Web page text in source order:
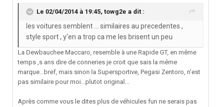
Le 02/04/2014 à 19:45, towg2e a dit :
les voitures semblent ... similaires au precedentes ,
style sport , y'en a trop ca me les brisent un peu
La Dewbauchee Maccaro, resemble à une Rapide GT, en même
temps ,s ans dire de conneries je croit que sais la même
marque...bref, mais sinon la Supersportive, Pegasi Zentoro, n'est
pas similaire pour moi...plutot original...
Après comme vous le dites plus de véhicules fun ne serais pas